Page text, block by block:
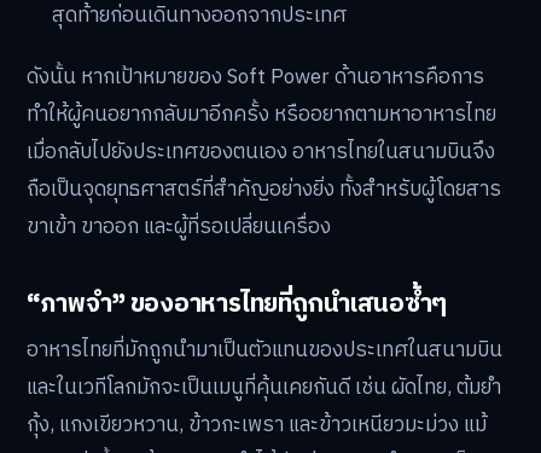
สุดท้ายก่อนเดินทางออกจากประเทศ
ดังนั้น หากเป้าหมายของ Soft Power ด้านอาหารคือการ
ทำให้ผู้คนอยากกลับมาอีกครั้ง หรืออยากตามหาอาหารไทย
เมื่อกลับไปยังประเทศของตนเอง อาหารไทยในสนามบินจึง
ถือเป็นจุดยุทธศาสตร์ที่สำคัญอย่างยิ่ง ทั้งสำหรับผู้โดยสาร
ขาเข้า ขาออก และผู้ที่รอเปลี่ยนเครื่อง
“ภาพจำ” ของอาหารไทยที่ถูกนำเสนอซ้ำๆ
อาหารไทยที่มักถูกนำมาเป็นตัวแทนของประเทศในสนามบิน
และในเวทีโลกมักจะเป็นเมนูที่คุ้นเคยกันดี เช่น ผัดไทย, ต้มยำ
กุ้ง, แกงเขียวหวาน, ข้าวกะเพรา และข้าวเหนียวมะม่วง แม้